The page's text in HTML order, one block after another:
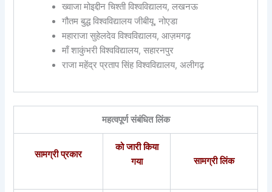
ख्वाजा मोइद्दीन चिश्ती विश्वविद्यालय, लखनऊ
गौतम बुद्ध विश्वविद्यालय जीबीयू, नोएडा
महाराजा सुहेलदेव विश्वविद्यालय, आज़मगढ़
माँ शाकुंभरी विश्वविद्यालय, सहारनपुर
राजा महेंद्र प्रताप सिंह विश्वविद्यालय, अलीगढ़
महत्वपूर्ण संबंधित लिंक
सामग्री प्रकार
को जारी किया
गया
सामग्री लिंक